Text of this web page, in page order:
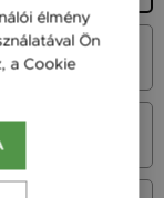
élmény
Ön
a Cookie